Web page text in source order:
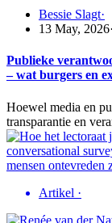
Bessie Slagt·
13 May, 2026·
Publieke
– wat burgers en
Hoewel media en
transparantie en
Artikel ·